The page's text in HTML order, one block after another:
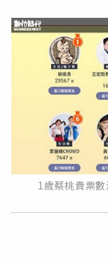
1歲蔡桃貴票數